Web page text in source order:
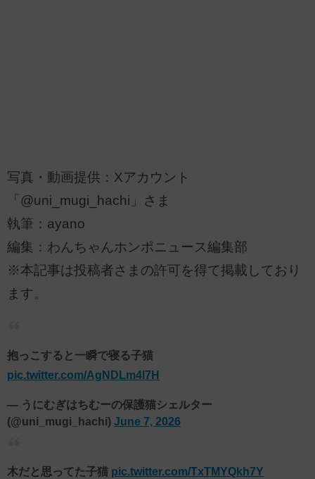
写真・動画提供：Xアカウント
「@uni_mugi_hachi」さま
執筆：ayano
編集：わんちゃんホンポニュース編集部
※本記事は投稿者さまの許可を得て掲載しており
ます。
抱っこすると一瞬で寝る子猫
pic.twitter.com/AgNDLm4l7H
— うにむぎはちむーの保護猫シェルター
(@uni_mugi_hachi) June 7, 2026
木だと思ってた子猫 pic.twitter.com/TxTMYQkh7Y